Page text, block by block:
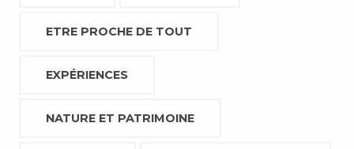
ETRE PROCHE DE TOUT
EXPÉRIENCES
NATURE ET PATRIMOINE